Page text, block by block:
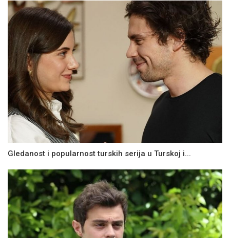
Gledanost i popularnost turskih serija u Turskoj i...